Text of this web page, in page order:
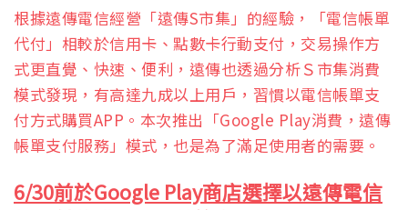
根據遠傳電信經營「遠傳S市集」的經驗，「電信帳單
代付」相較於信用卡、點數卡行動支付，交易操作方
式更直覺、快速、便利，遠傳也透過分析Ｓ市集消費
模式發現，有高達九成以上用戶，習慣以電信帳單支
付方式購買APP。本次推出「Google Play消費，遠傳
帳單支付服務」模式，也是為了滿足使用者的需要。
6/30前於Google Play商店選擇以遠傳電信